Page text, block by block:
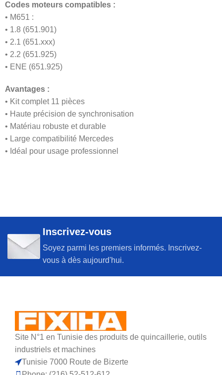
Codes moteurs compatibles :
• M651 :
• 1.8 (651.901)
• 2.1 (651.xxx)
• 2.2 (651.925)
• ENE (651.925)
Avantages :
• Kit complet 11 pièces
• Haute précision de synchronisation
• Matériau robuste et durable
• Large compatibilité Mercedes
• Idéal pour usage professionnel
Inscrivez-vous
Soyez parmi les premiers informés. Inscrivez-
vous à dès aujourd'hui.
Site N°1 en Tunisie des produits de quincaillerie, outils
industriels et machines
Tunisie 7000 Route de Bizerte